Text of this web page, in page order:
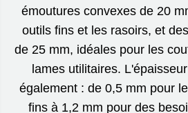
émoutures convexes de 20
outils fins et les rasoirs, et
de 25 mm, idéales pour les
lames utilitaires.
également : de 0,5 mm pour
fins à 1,2 mm pour des